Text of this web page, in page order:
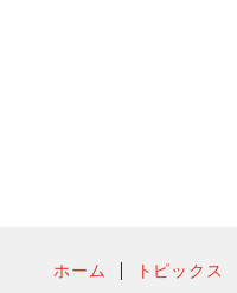
ホーム トピックス